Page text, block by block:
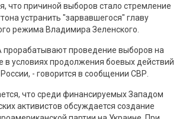
что причиной выборов стало стремление
устранить "зарвавшегося" главу
режима Владимира Зеленского.
проведение выборов на
в условиях продолжения боевых действий
- говорится в сообщении СВР.
что среди финансируемых Западом
активистов обсуждается создание